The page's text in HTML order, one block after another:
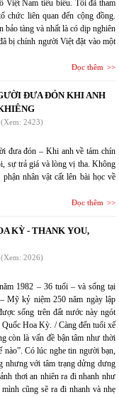
Việt Nam tiêu biểu. Tôi đã tham
chức liên quan đến cộng đồng.
bảo tàng và nhất là có dịp nghiên
bị chính người Việt đặt vào một
Đọc thêm
ĐƯA ĐÓN KHI ANH
(Xem: 2423)
đưa đón – Khi anh về tám chín
sự trả giá và lòng vị tha. Không
nhân vật cất lên bài học về
Đọc thêm
KỲ - THANK YOU,
(Xem: 2026)
1982 – 36 tuổi – và sống tại
Mỹ kỷ niệm 250 năm ngày lập
sống trên đất nước này ngót
Hoa Kỳ. / Càng đến tuổi xế
còn là vấn đề bận tâm như thời
Có lúc nghe tin người bạn,
nhưng với tâm trạng dửng dưng
thơi an nhiên ra đi nhanh như
cũng sẽ ra đi nhanh và nhẹ